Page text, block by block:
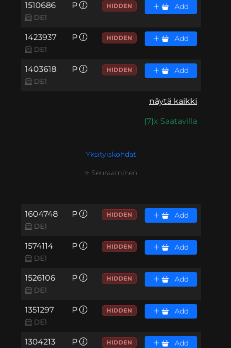
1510686
DE1
P HIDDEN Add
1423937
DE1
P HIDDEN Add
1403618
DE1
P HIDDEN Add
näytä kaikki
{7}x Saatavilla
Yksityiskohdat
⭐ Seuraaminen
1604748
DE1
P HIDDEN Add
1574114
DE1
P HIDDEN Add
1526106
DE1
P HIDDEN Add
1351297
DE1
P HIDDEN Add
1304213 P HIDDEN Add